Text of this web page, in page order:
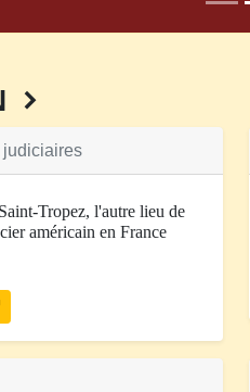
judiciaires
Tropez, l'autre lieu de
américain en France